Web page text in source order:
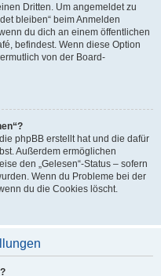
Dritten. Um angemeldet zu
bleiben“ beim Anmelden
du dich an einem öffentlichen
befindest. Wenn diese Option
von der Board-
phpBB erstellt hat und die dafür
Außerdem ermöglichen
den „Gelesen“-Status – sofern
Wenn du Probleme bei der
du die Cookies löscht.